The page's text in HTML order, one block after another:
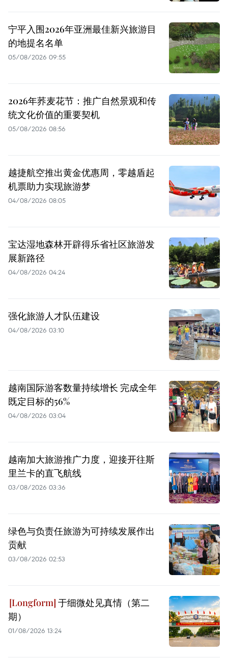
宁平入围2026年亚洲最佳新兴旅游目
的地提名名单
05/08/2026 09:55
2026年荞麦花节：推广自然景观和传
统文化价值的重要契机
05/08/2026 08:56
越捷航空推出黄金优惠周，零越盾起
机票助力实现旅游梦
04/08/2026 08:05
宝达湿地森林开辟得乐省社区旅游发
展新路径
04/08/2026 04:24
强化旅游人才队伍建设
04/08/2026 03:10
越南国际游客数量持续增长 完成全年
既定目标的56%
04/08/2026 03:04
越南加大旅游推广力度，迎接开往斯
里兰卡的直飞航线
03/08/2026 03:36
绿色与负责任旅游为可持续发展作出
贡献
03/08/2026 02:53
于细微处见真情（第二
期）
01/08/2026 13:24